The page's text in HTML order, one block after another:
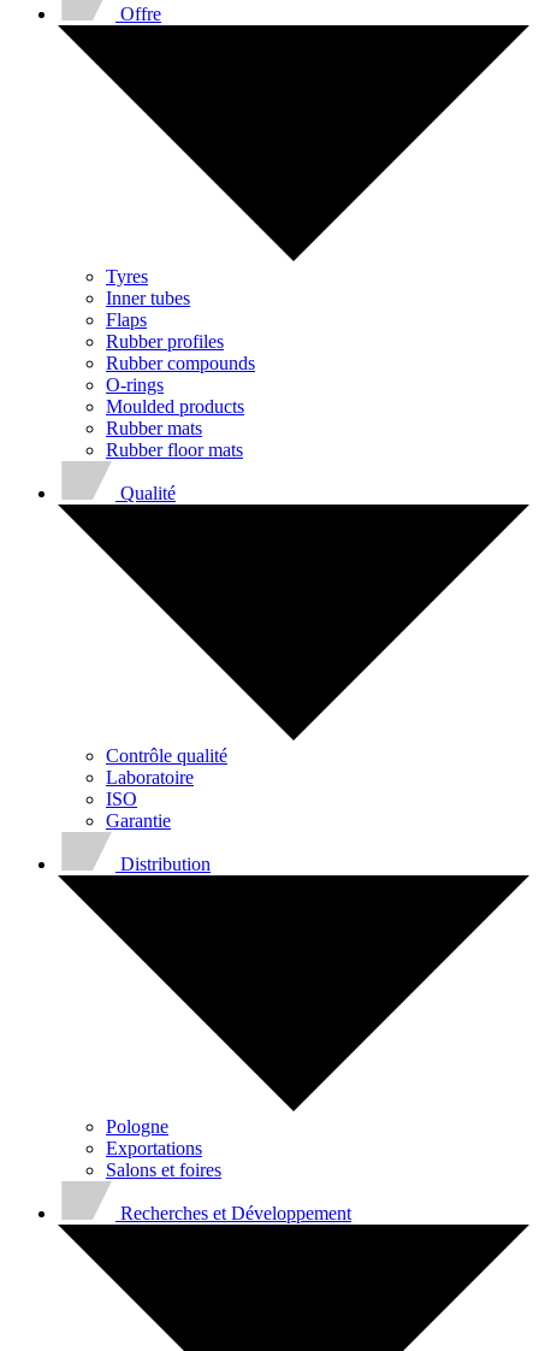
Offre
Tyres
Inner tubes
Flaps
Rubber profiles
Rubber compounds
O-rings
Moulded products
Rubber mats
Rubber floor mats
Qualité
Contrôle qualité
Laboratoire
ISO
Garantie
Distribution
Pologne
Exportations
Salons et foires
Recherches et Développement